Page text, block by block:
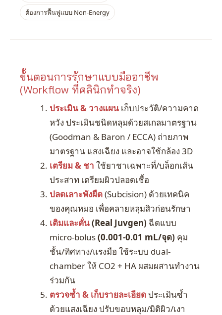
ต้องการฟื้นฟูแบบ Non-Energy
ขั้นตอนการรักษาแบบมืออาชีพ
(Workflow ที่คลินิกทำจริง)
ประเมิน & วางแผน เก็บประวัติ/ความคาด
หวัง ประเมินชนิดหลุมด้วยสเกลมาตรฐาน
(Goodman & Baron / ECCA) ถ่ายภาพ
มาตรฐาน แสงเฉียง และอาจใช้กล้อง 3D
เตรียม & ชา ใช้ยาชาเฉพาะที่/บล็อกเส้น
ประสาท เตรียมผิวปลอดเชื้อ
ปลดเลาะพังผืด(Subcision) ด้วยเทคนิค
ของคุณหมอ เพื่อคลายหลุมสิวก่อนรักษา
เติมและคั่น(Real Juvgen) ฉีดแบบ
micro-bolus(0.001-0.01 mL/จุด) คุม
ชั้น/ทิศทาง/แรงมือ ใช้ระบบ dual-
chamber ให้ CO2 + HA ผสมผสานทำงาน
ร่วมกัน
ตรวจซ้ำ & เก็บรายละเอียด ประเมินซ้ำ
ด้วยแสงเฉียง ปรับขอบหลุม/มิติผิว/เงา